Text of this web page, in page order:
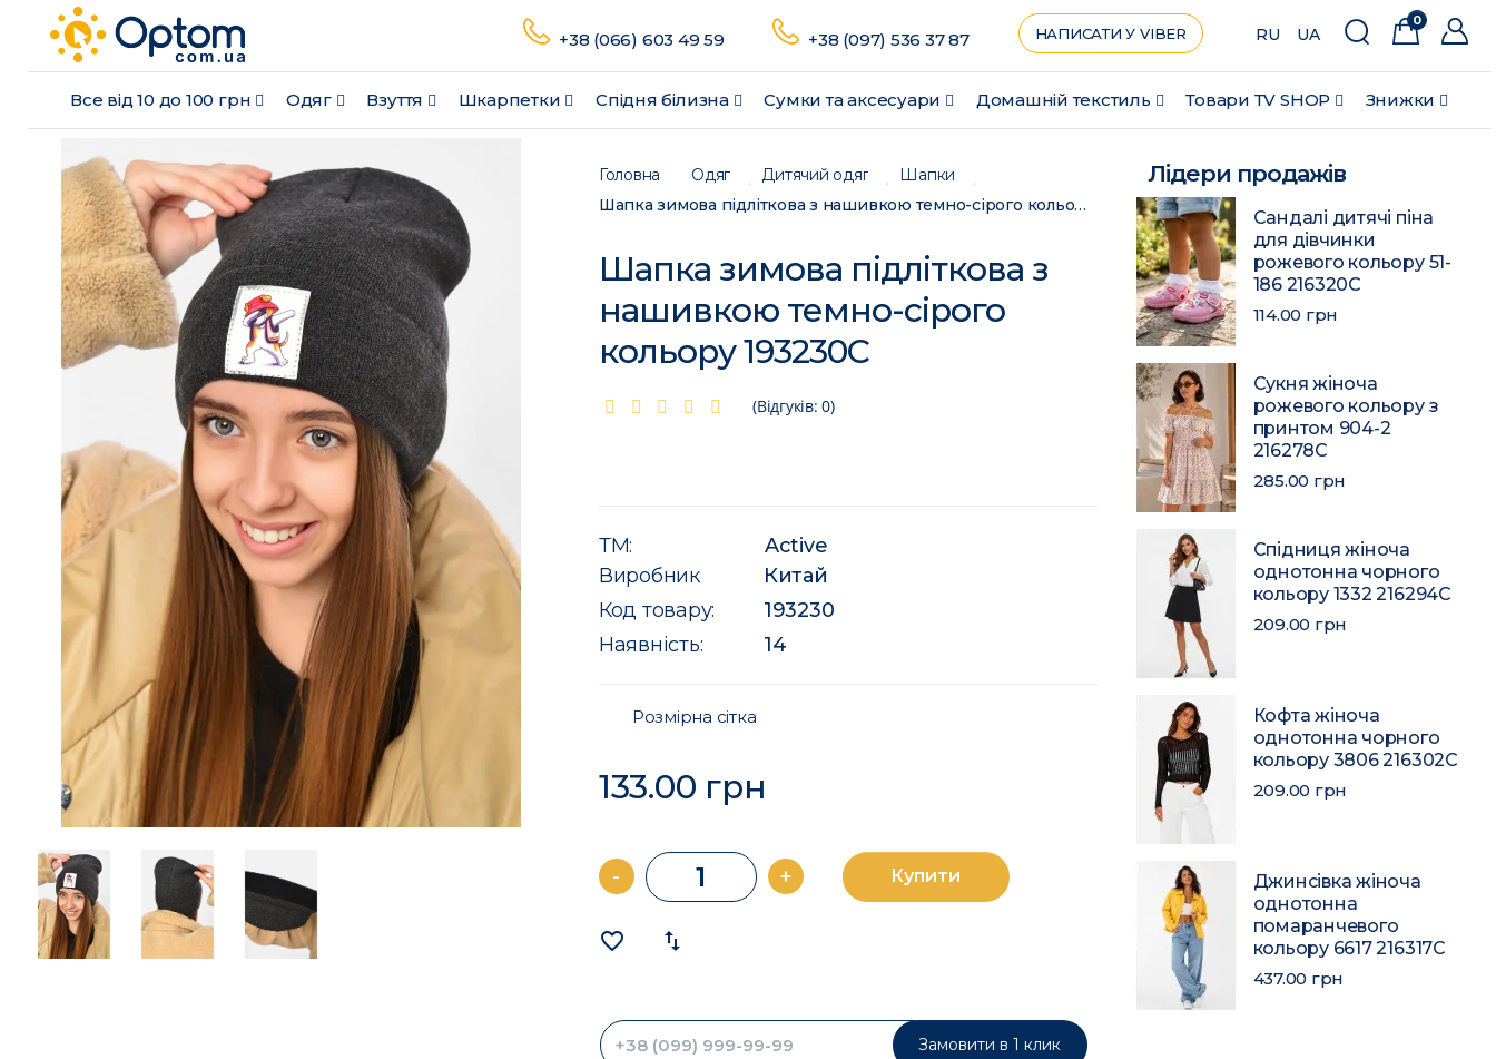
Все від 10 до 100 грн Одяг Взуття Шкарпетки Спідня білизна Сумки та аксесуари Домашній текстиль Товари ТV SHOP Знижки
+38 (066) 603 49 59 +38 (097) 536 37 87 НАПИСАТИ У VIBER RU UA
0
Головна Одяг Дитячий одяг
Шапки
Шапка зимова підліткова з нашивкою темно-сірого кольору 193230C
Шапка зимова підліткова з
нашивкою темно-сірого
кольору 193230C
(Відгуків: 0)
ТМ:
Active
Виробник
Китай
Код товару:
193230
Наявність:
14
Розмірна сітка
133.00 грн
- + Купити
favorite_border import_export
Замовити в 1 клик
Лідери продажів
Сандалі дитячі піна
для дівчинки
рожевого кольору 51-
186 216320C
114.00 грн
Сукня жіноча
рожевого кольору з
принтом 904-2
216278C
285.00 грн
Спідниця жіноча
однотонна чорного
кольору 1332 216294C
209.00 грн
Кофта жіноча
однотонна чорного
кольору 3806 216302C
209.00 грн
Джинсівка жіноча
однотонна
помаранчевого
кольору 6617 216317C
437.00 грн